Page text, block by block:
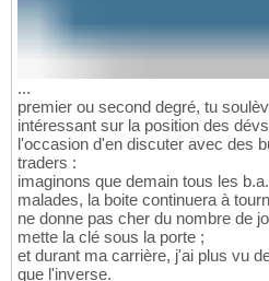
...
premier ou second degré, tu
intéressant sur la position des
l'occasion d'en discuter avec des
traders :
imaginons que demain tous les
malades, la boite continuera à
ne donne pas cher du nombre de
mette la clé sous la porte ;
et durant ma carrière, j'ai plus vu
que l'inverse.